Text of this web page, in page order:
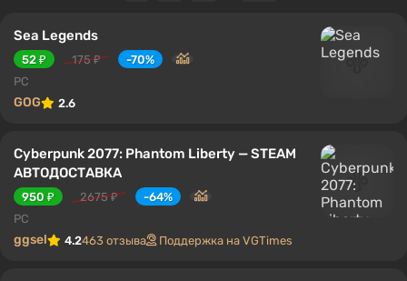
Sea Legends
52 ₽ 175 ₽
-70%
PC
GOG 2.6
Cyberpunk 2077: Phantom Liberty — STEAM
АВТОДОСТАВКА
950 ₽ 2675 ₽
-64%
PC
ggsel 4.2463 отзыва Поддержка на VGTimes